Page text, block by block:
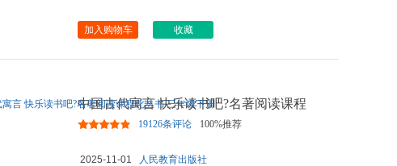
加入购物车 收藏
中国古代寓言 快乐读书吧?名著阅读课程
化丛书 三年级下册
19126条评论 100%推荐
2025-11-01
人民教育出版社